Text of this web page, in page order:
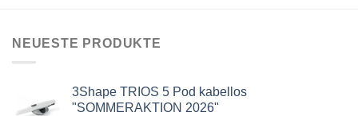
NEUESTE PRODUKTE
3Shape TRIOS 5 Pod kabellos
"SOMMERAKTION 2026"